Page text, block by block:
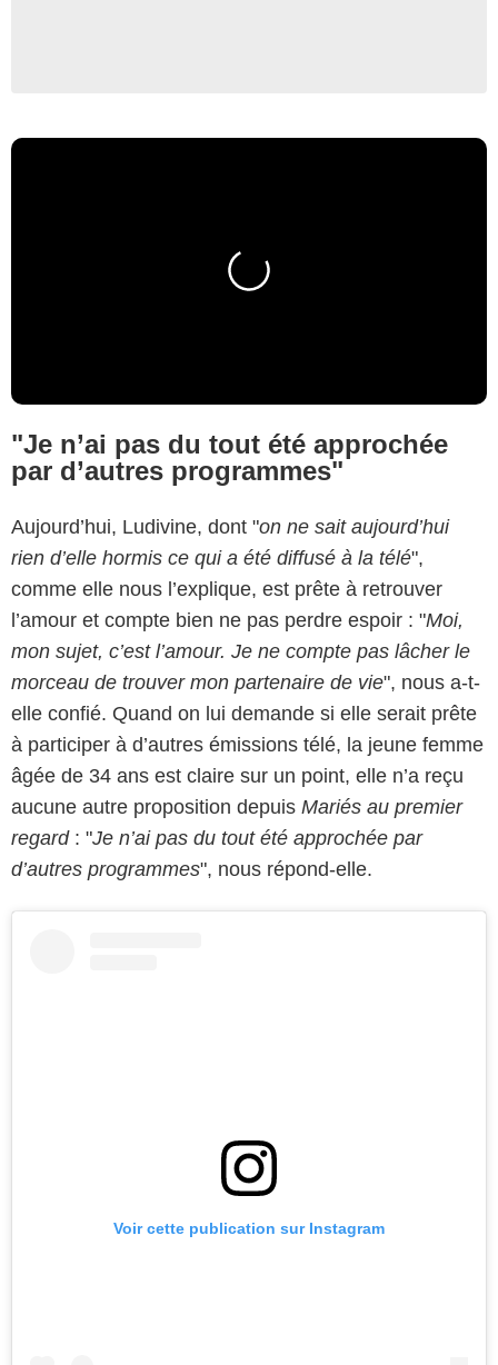
"Je n’ai pas du tout été approchée
par d’autres programmes"
Aujourd’hui, Ludivine, dont "on ne sait aujourd’hui
rien d’elle hormis ce qui a été diffusé à la télé",
comme elle nous l’explique, est prête à retrouver
l’amour et compte bien ne pas perdre espoir : "Moi,
mon sujet, c’est l’amour. Je ne compte pas lâcher le
morceau de trouver mon partenaire de vie", nous a-t-
elle confié. Quand on lui demande si elle serait prête
à participer à d’autres émissions télé, la jeune femme
âgée de 34 ans est claire sur un point, elle n’a reçu
aucune autre proposition depuis Mariés au premier
regard: "Je n’ai pas du tout été approchée par
d’autres programmes", nous répond-elle.
Voir cette publication sur Instagram